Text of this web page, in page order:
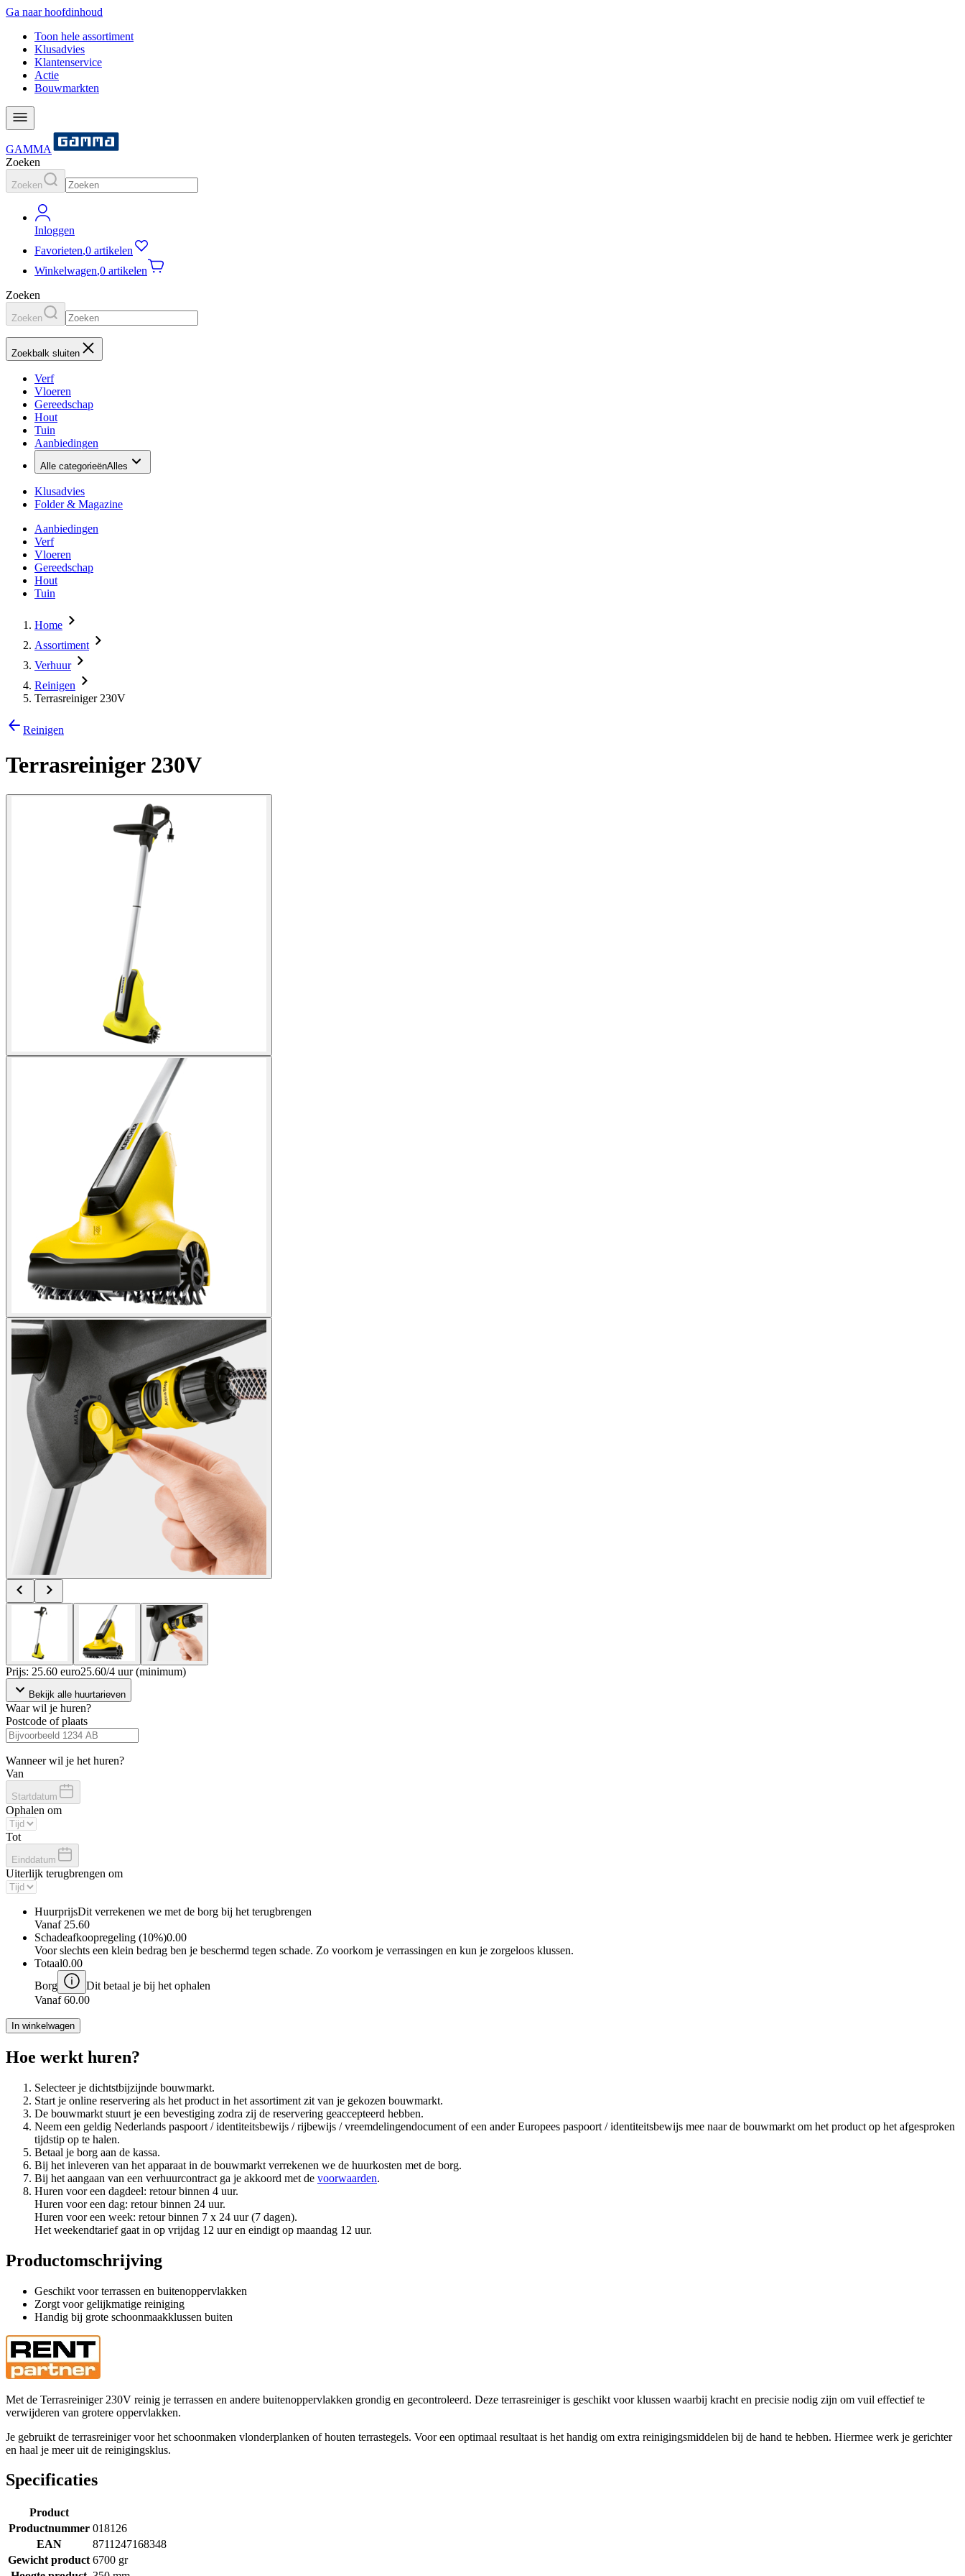
Ga naar hoofdinhoud
Toon hele assortiment
Klusadvies
Klantenservice
Actie
Bouwmarkten
GAMMA
Zoeken
Zoeken
Inloggen
Favorieten,0 artikelen
Winkelwagen,0 artikelen
Zoeken
Zoeken
Zoekbalk sluiten
Verf
Vloeren
Gereedschap
Hout
Tuin
Aanbiedingen
Alle categorieënAlles
Klusadvies
Folder & Magazine
Aanbiedingen
Verf
Vloeren
Gereedschap
Hout
Tuin
Home
Assortiment
Verhuur
Reinigen
Terrasreiniger 230V
Reinigen
Terrasreiniger 230V
Prijs: 25.60 euro25.60/4 uur (minimum)
Bekijk alle huurtarieven
Waar wil je huren?
Postcode of plaats
Wanneer wil je het huren?
Van
Startdatum
Ophalen om
Tot
Einddatum
Uiterlijk terugbrengen om
HuurprijsDit verrekenen we met de borg bij het terugbrengen
Vanaf 25.60
Schadeafkoopregeling (10%)0.00
Voor slechts een klein bedrag ben je beschermd tegen schade. Zo voorkom je verrassingen en kun je zorgeloos klussen.
Totaal0.00
Borg
Dit betaal je bij het ophalen
Vanaf 60.00
In winkelwagen
Hoe werkt huren?
Selecteer je dichtstbijzijnde bouwmarkt.
Start je online reservering als het product in het assortiment zit van je gekozen bouwmarkt.
De bouwmarkt stuurt je een bevestiging zodra zij de reservering geaccepteerd hebben.
Neem een geldig Nederlands paspoort / identiteitsbewijs / rijbewijs / vreemdelingendocument of een ander Europees paspoort / identiteitsbewijs mee naar de bouwmarkt om het product op het afgesproken
tijdstip op te halen.
Betaal je borg aan de kassa.
Bij het inleveren van het apparaat in de bouwmarkt verrekenen we de huurkosten met de borg.
Bij het aangaan van een verhuurcontract ga je akkoord met de voorwaarden.
Huren voor een dagdeel: retour binnen 4 uur.
Huren voor een dag: retour binnen 24 uur.
Huren voor een week: retour binnen 7 x 24 uur (7 dagen).
Het weekendtarief gaat in op vrijdag 12 uur en eindigt op maandag 12 uur.
Productomschrijving
Geschikt voor terrassen en buitenoppervlakken
Zorgt voor gelijkmatige reiniging
Handig bij grote schoonmaakklussen buiten
Met de Terrasreiniger 230V reinig je terrassen en andere buitenoppervlakken grondig en gecontroleerd. Deze terrasreiniger is geschikt voor klussen waarbij kracht en precisie nodig zijn om vuil effectief te
verwijderen van grotere oppervlakken.
Je gebruikt de terrasreiniger voor het schoonmaken vlonderplanken of houten terrastegels. Voor een optimaal resultaat is het handig om extra reinigingsmiddelen bij de hand te hebben. Hiermee werk je gerichter
en haal je meer uit de reinigingsklus.
Specificaties
Product
Productnummer 018126
EAN
8711247168348
Gewicht product 6700 gr